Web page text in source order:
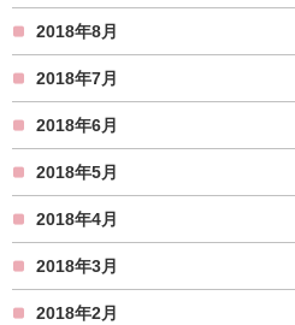
2018年8月
2018年7月
2018年6月
2018年5月
2018年4月
2018年3月
2018年2月